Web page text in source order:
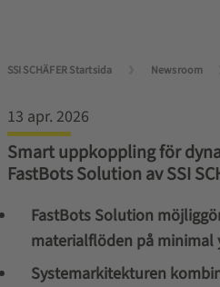
SSI SCHÄFER Startsida Newsroom
13 apr. 2026
Smart uppkoppling för
FastBots Solution av SSI
FastBots Solution
materialflöden på minimal
Systemarkitekturen